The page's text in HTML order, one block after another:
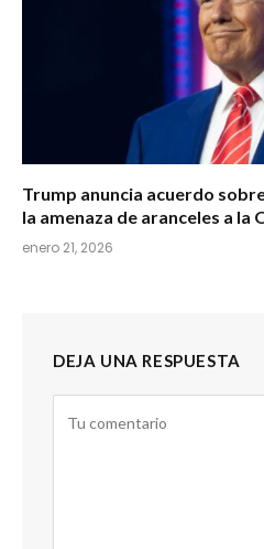
Trump anuncia acuerdo
la amenaza de aranceles a la
enero 21, 2026
DEJA UNA RESPUESTA